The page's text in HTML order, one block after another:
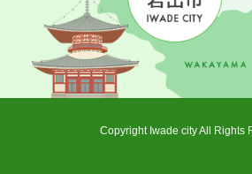
Copyright Iwade city All Rights